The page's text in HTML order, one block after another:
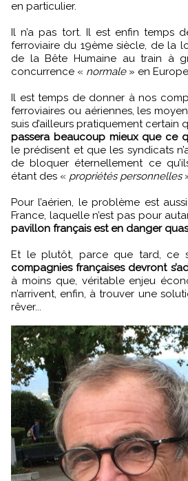
en particulier.
Il n’a pas tort. Il est enfin temps
ferroviaire du 19ème siècle, de la
de la Bête Humaine au train à
concurrence « normale» en
Il est temps de donner à nos
ferroviaires ou aériennes, les
suis d’ailleurs pratiquement certain
passera beaucoup mieux que ce
le prédisent et que les syndicats
de bloquer éternellement ce
étant des « propriétés personnelles
Pour l’aérien, le problème est
France, laquelle n’est pas pour
pavillon français est en danger
Et le plutôt, parce que tard, ce
compagnies françaises devront
à moins que, véritable enjeu
n’arrivent, enfin, à trouver une
rêver...